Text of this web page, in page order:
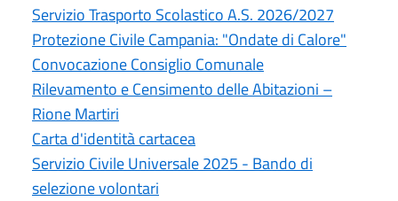
Servizio Trasporto Scolastico A.S. 2026/2027
Protezione Civile Campania: "Ondate di Calore"
Convocazione Consiglio Comunale
Rilevamento e Censimento delle Abitazioni –
Rione Martiri
Carta d'identità cartacea
Servizio Civile Universale 2025 - Bando di
selezione volontari